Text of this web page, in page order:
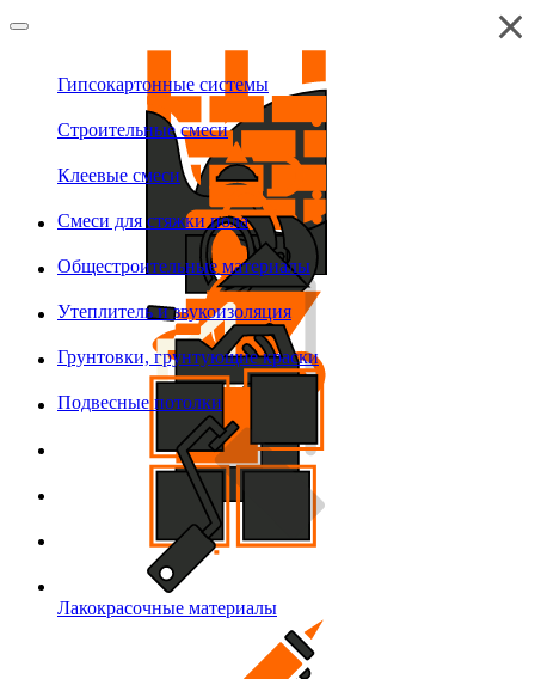
Гипсокартонные системы
Строительные смеси
Клеевые смеси
Смеси для стяжки пола
Общестроительные материалы
Утеплитель и звукоизоляция
Грунтовки, грунтующие краски
Подвесные потолки
Лакокрасочные материалы